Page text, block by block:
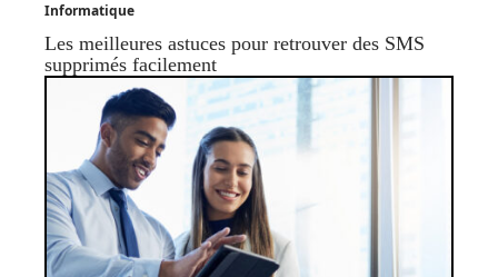
Informatique
Les meilleures astuces pour retrouver des SMS
supprimés facilement